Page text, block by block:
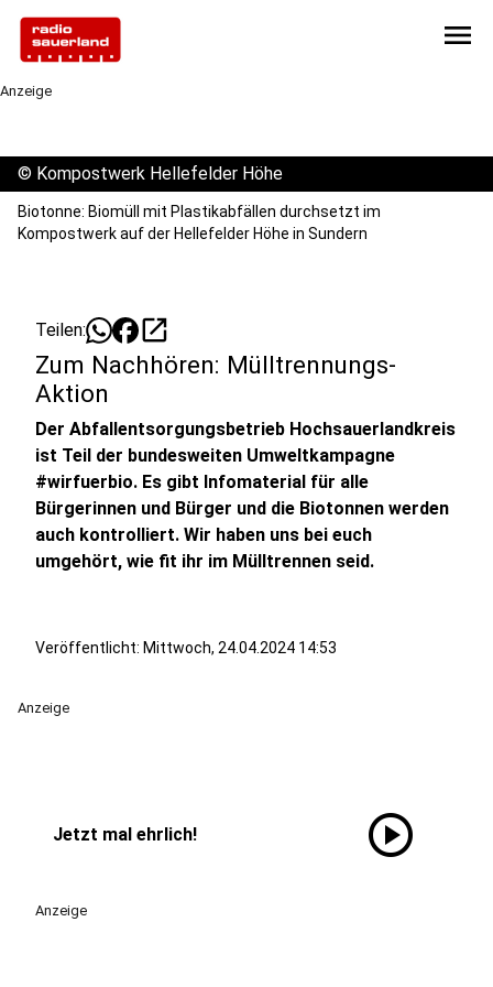
menu
Anzeige
© Kompostwerk Hellefelder Höhe
Biotonne: Biomüll mit Plastikabfällen durchsetzt im
Kompostwerk auf der Hellefelder Höhe in Sundern
Teilen: open_in_new
Zum Nachhören: Mülltrennungs-
Aktion
Der Abfallentsorgungsbetrieb Hochsauerlandkreis
ist Teil der bundesweiten Umweltkampagne
#wirfuerbio. Es gibt Infomaterial für alle
Bürgerinnen und Bürger und die Biotonnen werden
auch kontrolliert. Wir haben uns bei euch
umgehört, wie fit ihr im Mülltrennen seid.
Veröffentlicht: Mittwoch, 24.04.2024 14:53
Anzeige
Jetzt mal ehrlich! play_circle
Anzeige